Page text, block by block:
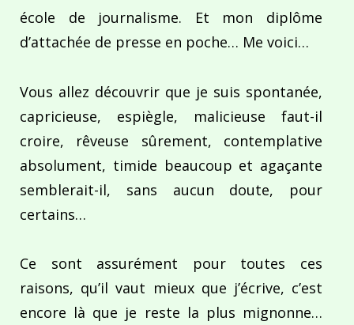
école de journalisme. Et mon diplôme
d’attachée de presse en poche… Me voici…
Vous allez découvrir que je suis spontanée,
capricieuse, espiègle, malicieuse faut-il
croire, rêveuse sûrement, contemplative
absolument, timide beaucoup et agaçante
semblerait-il, sans aucun doute, pour
certains…
Ce sont assurément pour toutes ces
raisons, qu’il vaut mieux que j’écrive, c’est
encore là que je reste la plus mignonne…